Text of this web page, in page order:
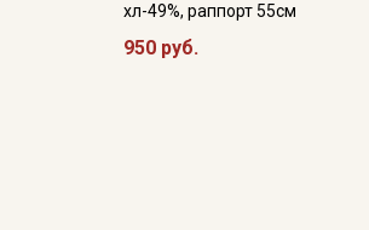
хл-49%, раппорт 55см
950 руб.